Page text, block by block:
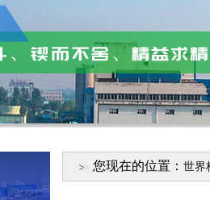
您现在的位置： 世界